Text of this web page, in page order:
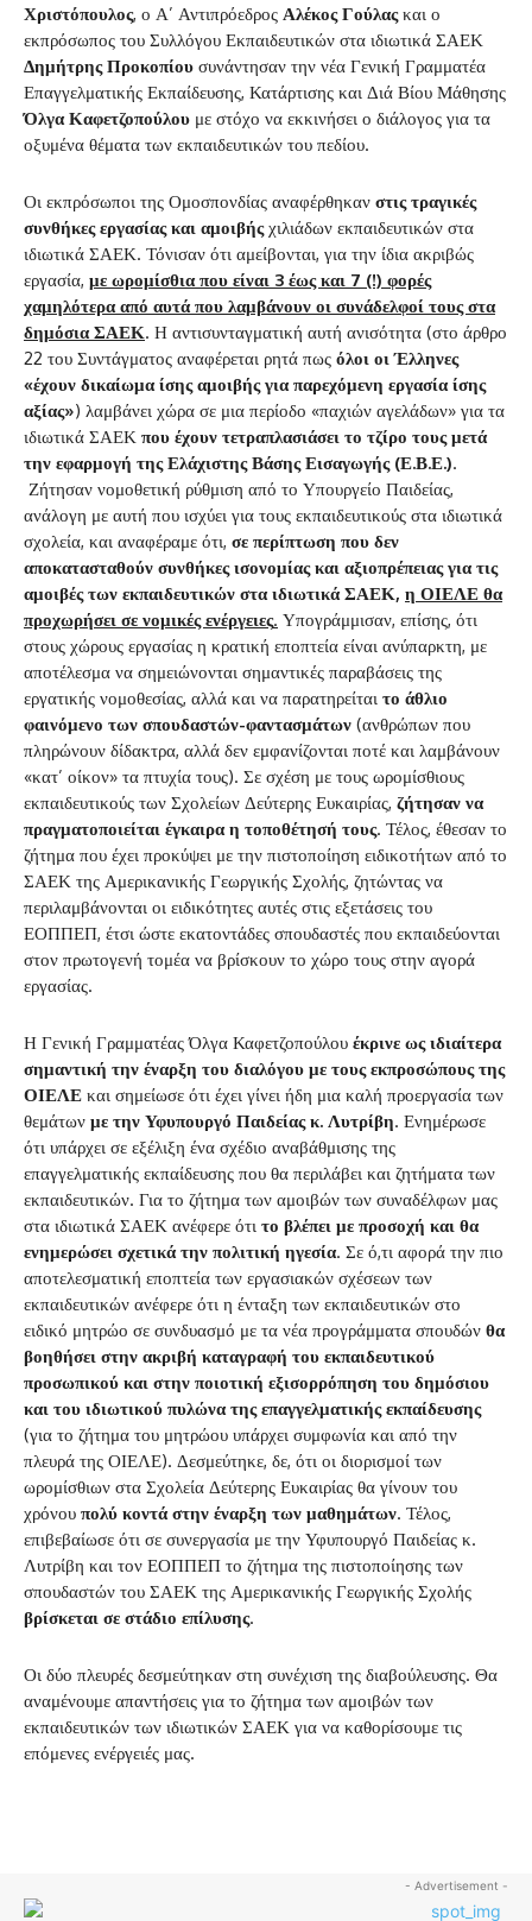
Χριστόπουλος, ο Α’ Αντιπρόεδρος Αλέκος Γούλαςκαι ο
εκπρόσωπος του Συλλόγου Εκπαιδευτικών στα ιδιωτικά ΣΑΕΚ
Δημήτρης Προκοπίου συνάντησαν την νέα Γενική Γραμματέα
Επαγγελματικής Εκπαίδευσης, Κατάρτισης και Διά Βίου Μάθησης
Όλγα Καφετζοπούλου με στόχο να εκκινήσει ο διάλογος για τα
οξυμένα θέματα των εκπαιδευτικών του πεδίου.
Οι εκπρόσωποι της Ομοσπονδίας αναφέρθηκαν στις τραγικές
συνθήκες εργασίας και αμοιβήςχιλιάδων εκπαιδευτικών στα
ιδιωτικά ΣΑΕΚ. Τόνισαν ότι αμείβονται, για την ίδια ακριβώς
εργασία, με ωρομίσθια που είναι 3 έως και 7 (!) φορές
χαμηλότερα από αυτά που λαμβάνουν οι συνάδελφοί τους στα
δημόσια ΣΑΕΚ. Η αντισυνταγματική αυτή ανισότητα (στο άρθρο
22 του Συντάγματος αναφέρεται ρητά πως όλοι οι Έλληνες
«έχουν δικαίωμα ίσης αμοιβής για παρεχόμενη εργασία ίσης
αξίας») λαμβάνει χώρα σε μια περίοδο «παχιών αγελάδων» για τα
ιδιωτικά ΣΑΕΚ που έχουν τετραπλασιάσει το τζίρο τους μετά
την εφαρμογή της Ελάχιστης Βάσης Εισαγωγής (Ε.Β.Ε.).
Ζήτησαν νομοθετική ρύθμιση από το Υπουργείο Παιδείας,
ανάλογη με αυτή που ισχύει για τους εκπαιδευτικούς στα ιδιωτικά
σχολεία, και αναφέραμε ότι, σε περίπτωση που δεν
αποκατασταθούν συνθήκες ισονομίας και αξιοπρέπειας για τις
αμοιβές των εκπαιδευτικών στα ιδιωτικά ΣΑΕΚ, η ΟΙΕΛΕ θα
προχωρήσει σε νομικές ενέργειες. Υπογράμμισαν, επίσης, ότι
στους χώρους εργασίας η κρατική εποπτεία είναι ανύπαρκτη, με
αποτέλεσμα να σημειώνονται σημαντικές παραβάσεις της
εργατικής νομοθεσίας, αλλά και να παρατηρείται το άθλιο
φαινόμενο των σπουδαστών-φαντασμάτων (ανθρώπων που
πληρώνουν δίδακτρα, αλλά δεν εμφανίζονται ποτέ και λαμβάνουν
«κατ’ οίκον» τα πτυχία τους). Σε σχέση με τους ωρομίσθιους
εκπαιδευτικούς των Σχολείων Δεύτερης Ευκαιρίας, ζήτησαν να
πραγματοποιείται έγκαιρα η τοποθέτησή τους. Τέλος, έθεσαν το
ζήτημα που έχει προκύψει με την πιστοποίηση ειδικοτήτων από το
ΣΑΕΚ της Αμερικανικής Γεωργικής Σχολής, ζητώντας να
περιλαμβάνονται οι ειδικότητες αυτές στις εξετάσεις του
ΕΟΠΠΕΠ, έτσι ώστε εκατοντάδες σπουδαστές που εκπαιδεύονται
στον πρωτογενή τομέα να βρίσκουν το χώρο τους στην αγορά
εργασίας.
Η Γενική Γραμματέας Όλγα Καφετζοπούλου έκρινε ως ιδιαίτερα
σημαντική την έναρξη του διαλόγου με τους εκπροσώπους της
ΟΙΕΛΕ και σημείωσε ότι έχει γίνει ήδη μια καλή προεργασία των
θεμάτων με την Υφυπουργό Παιδείας κ. Λυτρίβη. Ενημέρωσε
ότι υπάρχει σε εξέλιξη ένα σχέδιο αναβάθμισης της
επαγγελματικής εκπαίδευσης που θα περιλάβει και ζητήματα των
εκπαιδευτικών. Για το ζήτημα των αμοιβών των συναδέλφων μας
στα ιδιωτικά ΣΑΕΚ ανέφερε ότι το βλέπει με προσοχή και θα
ενημερώσει σχετικά την πολιτική ηγεσία. Σε ό,τι αφορά την πιο
αποτελεσματική εποπτεία των εργασιακών σχέσεων των
εκπαιδευτικών ανέφερε ότι η ένταξη των εκπαιδευτικών στο
ειδικό μητρώο σε συνδυασμό με τα νέα προγράμματα σπουδών θα
βοηθήσει στην ακριβή καταγραφή του εκπαιδευτικού
προσωπικού και στην ποιοτική εξισορρόπηση του δημόσιου
και του ιδιωτικού πυλώνα της επαγγελματικής εκπαίδευσης
(για το ζήτημα του μητρώου υπάρχει συμφωνία και από την
πλευρά της ΟΙΕΛΕ). Δεσμεύτηκε, δε, ότι οι διορισμοί των
ωρομίσθιων στα Σχολεία Δεύτερης Ευκαιρίας θα γίνουν του
χρόνου πολύ κοντά στην έναρξη των μαθημάτων. Τέλος,
επιβεβαίωσε ότι σε συνεργασία με την Υφυπουργό Παιδείας κ.
Λυτρίβη και τον ΕΟΠΠΕΠ το ζήτημα της πιστοποίησης των
σπουδαστών του ΣΑΕΚ της Αμερικανικής Γεωργικής Σχολής
βρίσκεται σε στάδιο επίλυσης.
Οι δύο πλευρές δεσμεύτηκαν στη συνέχιση της διαβούλευσης. Θα
αναμένουμε απαντήσεις για το ζήτημα των αμοιβών των
εκπαιδευτικών των ιδιωτικών ΣΑΕΚ για να καθορίσουμε τις
επόμενες ενέργειές μας.
- Advertisement -